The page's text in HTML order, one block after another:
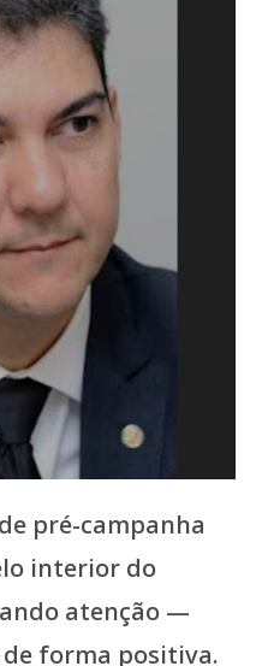
pré-campanha
interior do
atenção —
forma positiva.